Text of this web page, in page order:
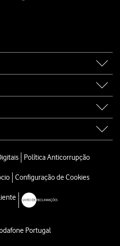
Política Anticorrupção
Configuração de Cookies
Portugal